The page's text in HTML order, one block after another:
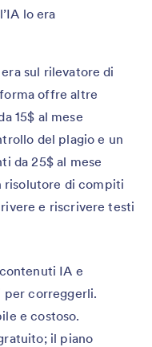
lo era
sul rilevatore di
offre altre
15$ al mese
del plagio e un
da 25$ al mese
risolutore di compiti
e riscrivere testi
IA e
per correggerli.
e costoso.
il piano